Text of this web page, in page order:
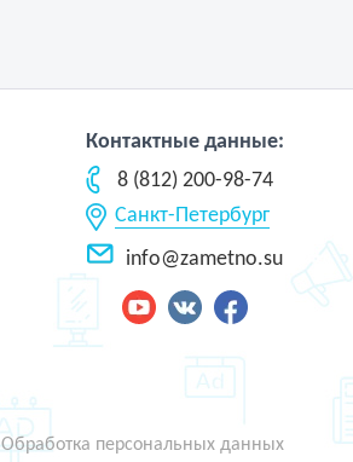
Контактные данные:
8 (812) 200-98-74
Санкт-Петербург
info@zametno.su
Обработка персональных данных